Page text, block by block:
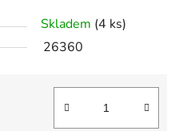
Skladem (4 ks)
26360